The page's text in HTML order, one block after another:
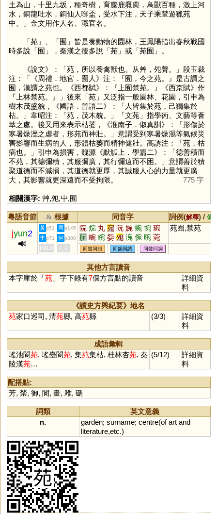
土為山，十里九坂，種奇樹，育麋鹿麑麂，鳥獸百種，激上河
水，銅龍吐水，銅仙人啣盃，受水下注，天子乘輦遊獵苑
中。」金文用作人名、職官名。
「苑」、「囿 」皆是養動物的園林，王鳳陽指出春秋戰國
時多說「囿 」，秦漢之後多說「苑」或「苑囿」。
《說文》：「苑，所以養禽獸也。从艸，夗聲。」段玉裁
注：「《周禮．地官．囿人》注：『囿，今之苑。』是古謂之
囿，漢謂之苑也。《西都賦》：『上囿禁苑。』《西京賦》作
『上林禁苑。』」後來「苑」又泛指一般園林、花園，引申為
樹木茂盛貌，《國語．晉語二》：「人皆集於苑，己獨集於
枯。」韋昭注：「苑，茂木貌。」「文苑」指學術、文藝等薈
萃之處。後又用來表示枯萎，《淮南子．俶真訓》：「形傷於
寒暑燥溼之虐者，形苑而神壯。」意謂受到寒暑燥濕等氣候災
害影響而生病的人，形體枯萎而精神健壯。高誘注：「苑，枯
病也。」引申為損害，魏源《默觚上．學篇二》：「德善積而
不苑，其德彌積，其服彌廣，其行彌遠而不困。」意謂善於積
聚道德而不減損，其道德就更厚，其誠服人心的力量就更廣
大，其影響就更深遠而不受拘限。
775 字
相關漢字: 艸,夗,屮,囿
粵語音節 & 根據 同音字 詞例(解釋) / 備
jyun2
黃 p51 周 p145 院 烷 丸 宛 阮 婉 蜿 惋 琬
朊 畹 綩 妴 夗 涴 倇 晼 菀
睕 踠
苑囿,禁苑
李 p71 何 p380
HKLS 人文 同聲同韻 同韻同調 同聲同調
其他方言讀音
本字庫於「苑」字下錄有7個方言點的讀音
詳細資
料
《讀史方輿紀要》地名
苑家口巡司, 清苑縣, 高苑縣 (3/3)
詳細資
料
成語彙輯
瑤池閬苑, 瑤臺閬苑, 集苑集枯, 桂林杏苑, 秦
陵漢苑…
(5/12)
詳細資
料
配搭點:
芳, 禁, 御, 閬, 畫, 雎, 磃
詞類
英文意義
n.
garden; surname; centre(of art and
literature,etc.)